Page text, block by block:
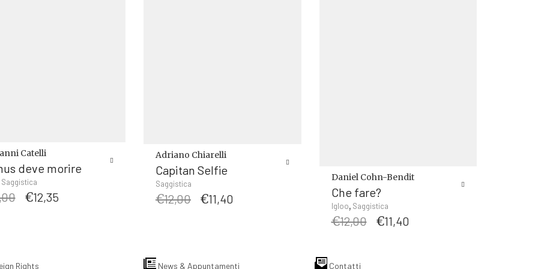
Catelli
deve morire
Saggistica
Il
€12,35Il
Adriano Chiarelli
Capitan Selfie
Saggistica
€12,00
Il
€11,40
Daniel Cohn-Bendit
Che fare?
Igloo, Saggistica
€12,00
Il
€11,40
Rights News & Appuntamenti Contatti